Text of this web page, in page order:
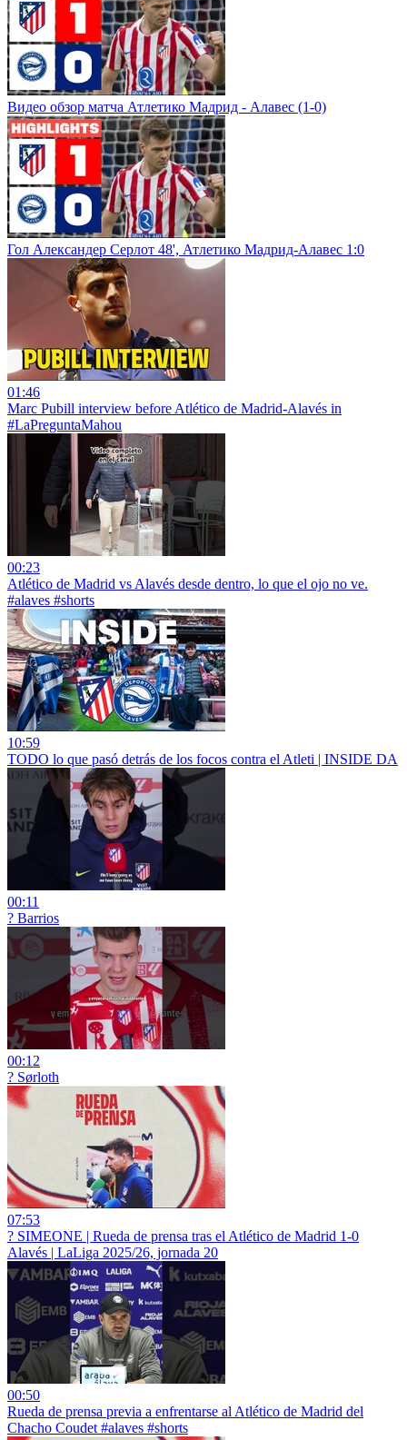
Видео обзор матча Атлетико Мадрид - Алавес (1-0)
Гол Александер Серлот 48', Атлетико Мадрид-Алавес 1:0
01:46
Marc Pubill interview before Atlético de Madrid-Alavés in
#LaPreguntaMahou
00:23
Atlético de Madrid vs Alavés desde dentro, lo que el ojo no ve.
#alaves #shorts
10:59
TODO lo que pasó detrás de los focos contra el Atleti | INSIDE DA
00:11
? Barrios
00:12
? Sørloth
07:53
?️ SIMEONE | Rueda de prensa tras el Atlético de Madrid 1-0
Alavés | LaLiga 2025/26, jornada 20
00:50
Rueda de prensa previa a enfrentarse al Atlético de Madrid del
Chacho Coudet #alaves #shorts